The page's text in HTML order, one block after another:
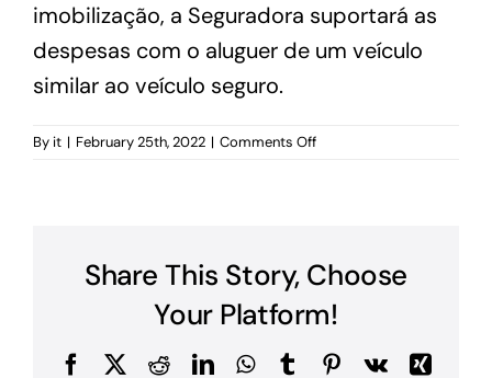
imobilização, a Seguradora suportará as
despesas com o aluguer de um veículo
similar ao veículo seguro.
By it | February 25th, 2022 | Comments Offon
Share This Story, Choose
Your Platform!
FacebookRedditLinkedInWhatsApp
TumblrPinterest
Vk
Xing